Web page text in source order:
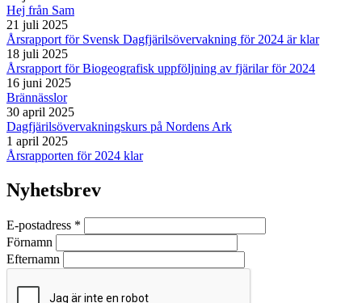
Hej från Sam
21 juli 2025
Årsrapport för Svensk Dagfjärilsövervakning för 2024 är klar
18 juli 2025
Årsrapport för Biogeografisk uppföljning av fjärilar för 2024
16 juni 2025
Brännässlor
30 april 2025
Dagfjärilsövervakningskurs på Nordens Ark
1 april 2025
Årsrapporten för 2024 klar
Nyhetsbrev
E-postadress *
Förnamn
Efternamn